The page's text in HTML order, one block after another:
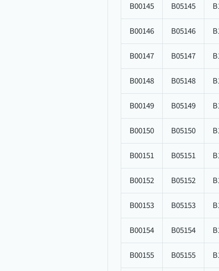
B00145 B05145
B00146 B05146
B00147 B05147
B00148 B05148
B00149 B05149
B00150 B05150
B00151 B05151
B00152 B05152
B00153 B05153
B00154 B05154
B00155 B05155